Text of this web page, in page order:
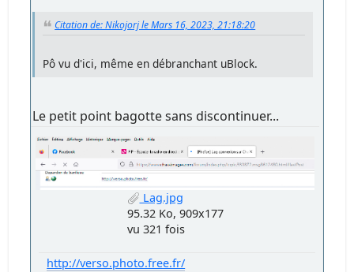
Citation de: Nikojorj le Mars 16, 2023, 21:18:20
Pô vu d'ici, même en débranchant uBlock.
Le petit point bagotte sans discontinuer...
Lag.jpg
95.32 Ko, 909x177
vu 321 fois
http://verso.photo.free.fr/